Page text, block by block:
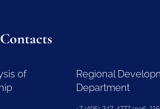
of
Regional
Department